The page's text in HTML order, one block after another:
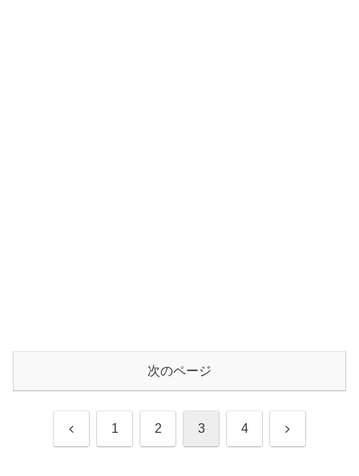
次のページ
前 1 2 3 4 次